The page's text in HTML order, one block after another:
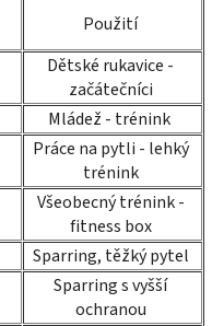
Použití
Dětské rukavice -
začátečníci
Mládež - trénink
Práce na pytli - lehký
trénink
Všeobecný trénink -
fitness box
Sparring, těžký pytel
Sparring s vyšší
ochranou